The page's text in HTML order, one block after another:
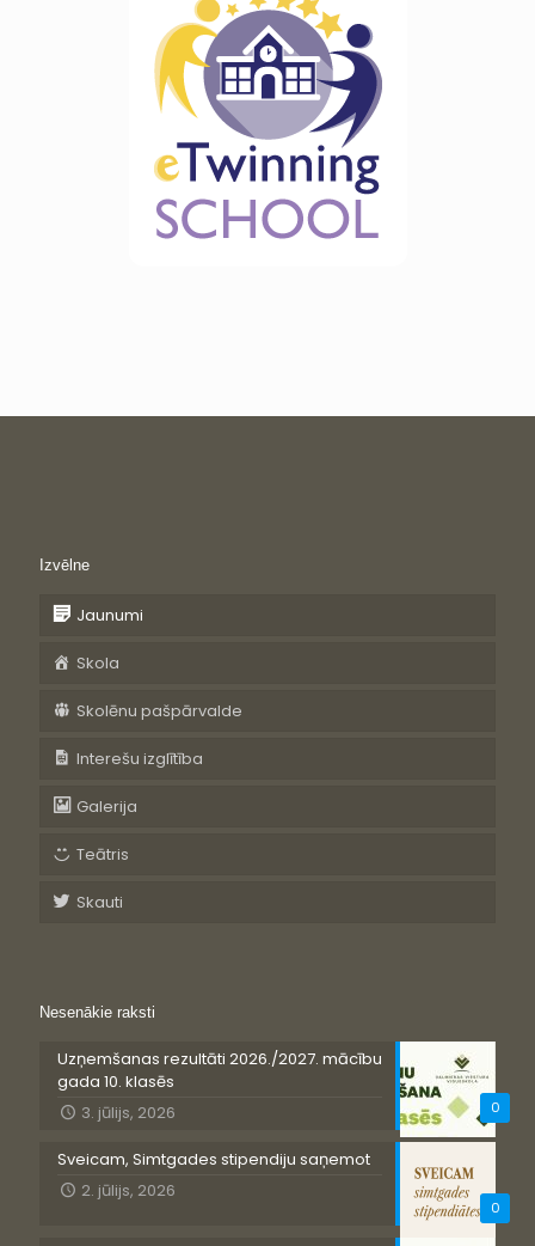
Izvēlne
Jaunumi
Skola
Skolēnu pašpārvalde
Interešu izglītība
Galerija
Teātris
Skauti
Nesenākie raksti
0
Uzņemšanas rezultāti 2026./2027. mācību
gada 10. klasēs
3. jūlijs, 2026
0
Sveicam, Simtgades stipendiju saņemot
2. jūlijs, 2026